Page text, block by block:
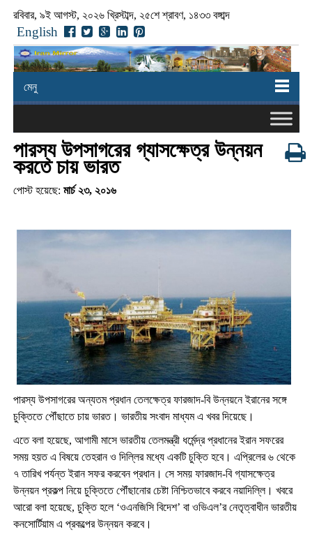
রবিবার, ৯ই আগস্ট, ২০২৬ খ্রিস্টাব্দ, ২৫শে শ্রাবণ, ১৪৩৩ বঙ্গাব্দ
English
মেনু
পারস্য উপসাগরের গ্যাসক্ষেত্র উন্নয়ন
করতে চায় ভারত
পোস্ট হয়েছে: মার্চ ২৩, ২০১৬
পারস্য উপসাগরের অন্যতম প্রধান তেলক্ষেত্র ফারজাদ-বি উন্নয়নে ইরানের সঙ্গে
চুক্তিতে পৌঁছাতে চায় ভারত। ভারতীয় সংবাদ মাধ্যম এ খবর দিয়েছে।
এতে বলা হয়েছে, আগামী মাসে ভারতীয় তেলমন্ত্রী ধর্মেন্দ্র প্রধানের ইরান সফরের
সময় হয়ত এ বিষয়ে তেহরান ও দিল্লির মধ্যে একটি চুক্তি হবে। এপ্রিলের ৬ থেকে
৭ তারিখ পর্যন্ত ইরান সফর করবেন প্রধান। সে সময় ফারজাদ-বি গ্যাসক্ষেত্র
উন্নয়ন প্রকল্প নিয়ে চুক্তিতে পৌঁছানোর চেষ্টা নিশ্চিতভাবে করবে নয়াদিল্লি। খবরে
আরো বলা হয়েছে, চুক্তি হলে ‘ওএনজিসি বিদেশ’ বা ওভিএল’র নেতৃত্বাধীন ভারতীয়
কনসোর্টিয়াম এ প্রকল্পের উন্নয়ন করবে।